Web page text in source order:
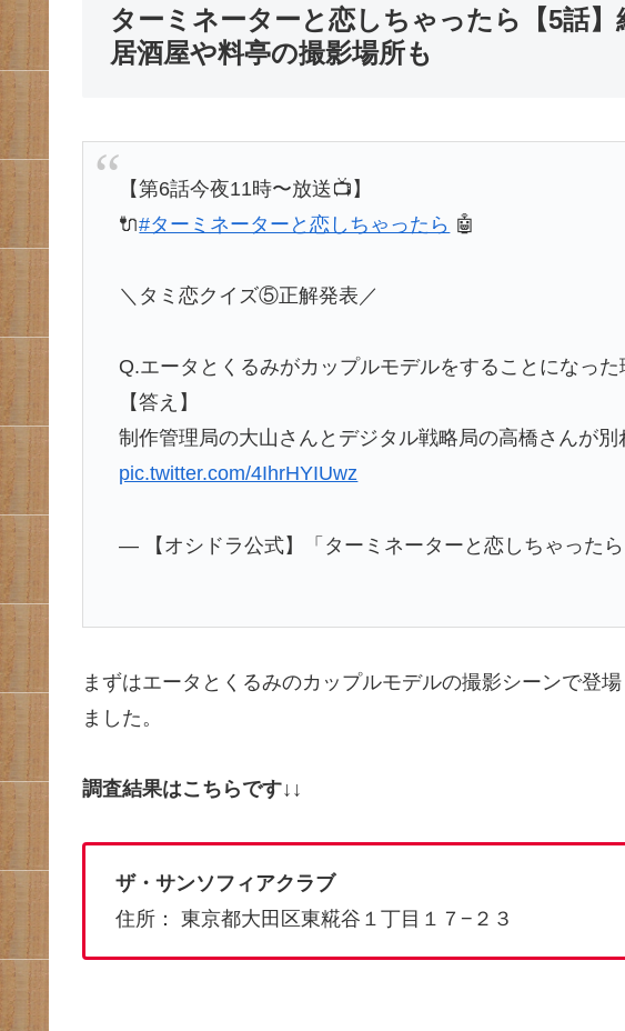
ターミネーターと恋しちゃったら【5話
居酒屋や料亭の撮影場所も
【第6話今夜11時〜放送📺️】
🔌#ターミネーターと恋しちゃったら 🤖
＼タミ恋クイズ⑤正解発表／
Q.エータとくるみがカップルモデルをすることになった
【答え】
制作管理局の大山さんとデジタル戦略局の高橋さんが
pic.twitter.com/4IhrHYIUwz
— 【オシドラ公式】「ターミネーターと恋しちゃった
まずはエータとくるみのカップルモデルの撮影シーンで登場
ました。
調査結果はこちらです↓↓
ザ・サンソフィアクラブ
住所： 東京都大田区東糀谷１丁目１７−２３